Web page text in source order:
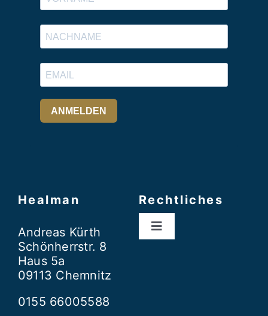
Healman
Andreas Kürth
Schönherrstr. 8
Haus 5a
09113 Chemnitz
0155 66005588
Rechtliches
Toggle